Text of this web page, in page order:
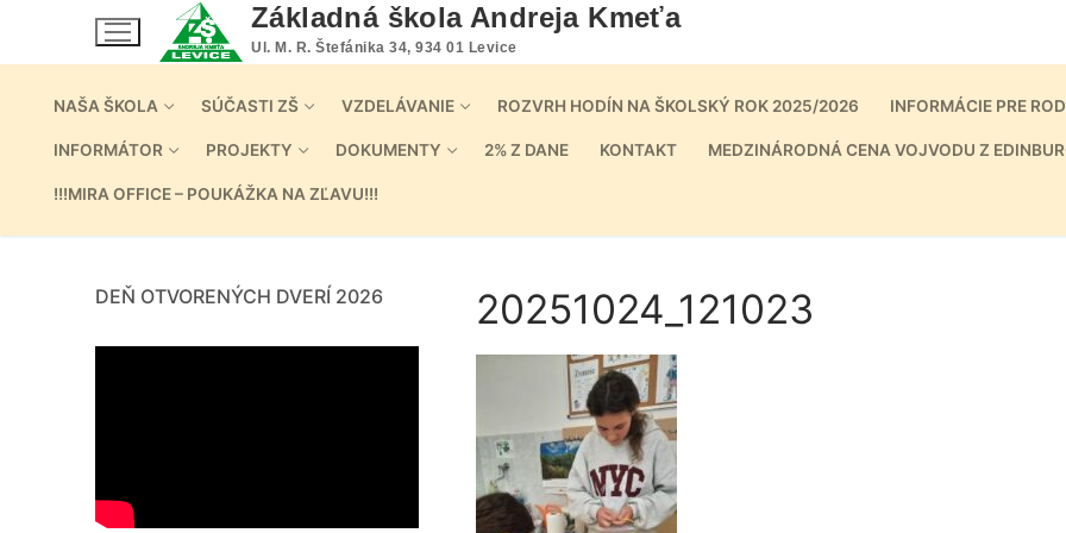
Základná škola Andreja Kmeťa
Ul. M. R. Štefánika 34, 934 01 Levice
NAŠA ŠKOLA SÚČASTI ZŠ VZDELÁVANIE ROZVRH HODÍN NA ŠKOLSKÝ ROK 2025/2026 INFORMÁCIE PRE
INFORMÁTOR PROJEKTY DOKUMENTY 2% Z DANE KONTAKT MEDZINÁRODNÁ CENA VOJVODU Z
!!!MIRA OFFICE – POUKÁŽKA NA ZĽAVU!!!
20251024_121023
DEŇ OTVORENÝCH DVERÍ 2026